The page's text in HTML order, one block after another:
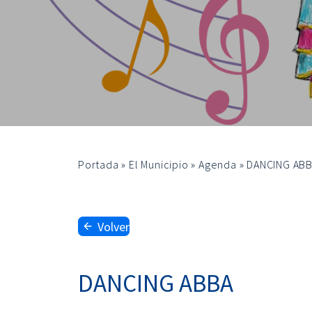
Portada » El Municipio »Agenda » DANCING
Volver
DANCING ABBA